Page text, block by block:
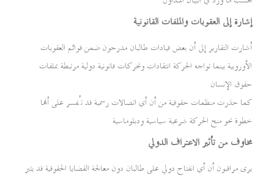
إشارة إلى العقوبات والملفات القانونية
أشارت التقارير إلى أن بعض قيادات طالبان مدرجون ضمن قوائم العقوبات
الأوروبية بينما تواجه الحركة انتقادات وتحركات قانونية دولية مرتبطة بملفات
حقوق الإنسان
كما حذرت منظمات حقوقية من أن أي اتصالات رسمية قد تُفسر على أنها
خطوة نحو منح الحركة شرعية سياسية ودبلوماسية
مخاوف من تأثير الاعتراف الدولي
يرى مراقبون أن أي انفتاح دولي على طالبان دون معالجة القضايا الحقوقية قد يثير